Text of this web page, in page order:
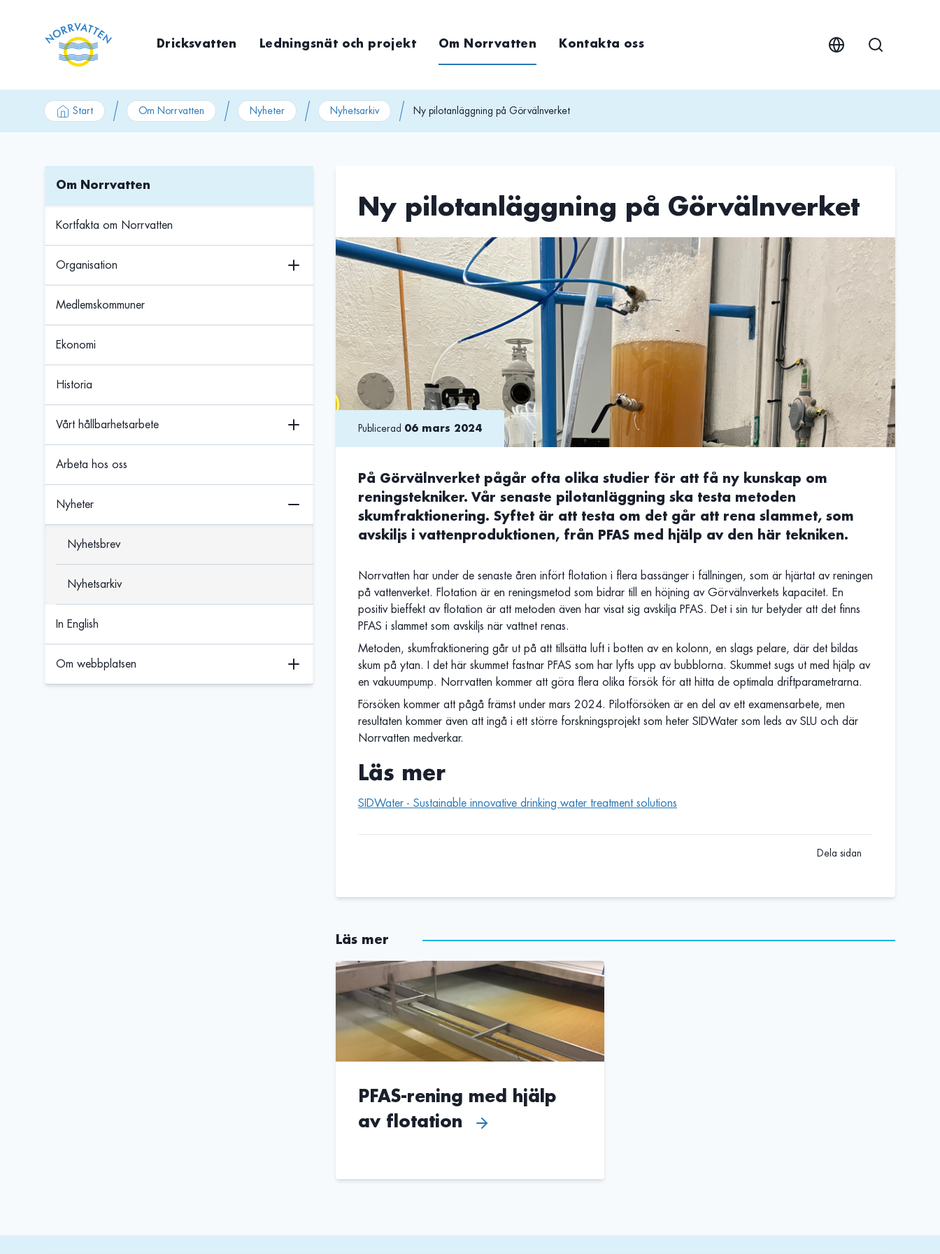
Dricksvatten Ledningsnät och projekt Om Norrvatten Kontakta oss
Start Om Norrvatten Nyheter Nyhetsarkiv Ny pilotanläggning på Görvälnverket
Om Norrvatten
Kortfakta om Norrvatten
Organisation
Medlemskommuner
Ekonomi
Historia
Vårt hållbarhetsarbete
Arbeta hos oss
Nyheter
Nyhetsbrev
Nyhetsarkiv
In English
Om webbplatsen
Ny pilotanläggning på Görvälnverket
Publicerad 06 mars 2024
På Görvälnverket pågår ofta olika studier för att få ny kunskap om
reningstekniker. Vår senaste pilotanläggning ska testa metoden
skumfraktionering. Syftet är att testa om det går att rena slammet, som
avskiljs i vattenproduktionen, från PFAS med hjälp av den här tekniken.
Norrvatten har under de senaste åren infört flotation i flera bassänger i fällningen, som är hjärtat av reningen
på vattenverket. Flotation är en reningsmetod som bidrar till en höjning av Görvälnverkets kapacitet. En
positiv bieffekt av flotation är att metoden även har visat sig avskilja PFAS. Det i sin tur betyder att det finns
PFAS i slammet som avskiljs när vattnet renas.
Metoden, skumfraktionering går ut på att tillsätta luft i botten av en kolonn, en slags pelare, där det bildas
skum på ytan. I det här skummet fastnar PFAS som har lyfts upp av bubblorna. Skummet sugs ut med hjälp av
en vakuumpump. Norrvatten kommer att göra flera olika försök för att hitta de optimala driftparametrarna.
Försöken kommer att pågå främst under mars 2024. Pilotförsöken är en del av ett examensarbete, men
resultaten kommer även att ingå i ett större forskningsprojekt som heter SIDWater som leds av SLU och där
Norrvatten medverkar.
Läs mer
SIDWater - Sustainable innovative drinking water treatment solutions
Dela sidan
Läs mer
PFAS-rening med hjälp
av flotation